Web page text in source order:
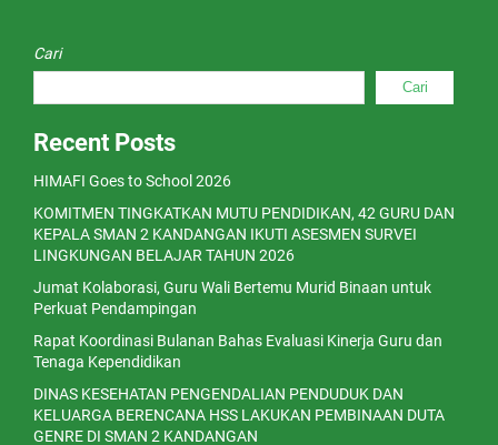
Cari
Cari
Recent Posts
HIMAFI Goes to School 2026
KOMITMEN TINGKATKAN MUTU PENDIDIKAN, 42 GURU DAN
KEPALA SMAN 2 KANDANGAN IKUTI ASESMEN SURVEI
LINGKUNGAN BELAJAR TAHUN 2026
Jumat Kolaborasi, Guru Wali Bertemu Murid Binaan untuk
Perkuat Pendampingan
Rapat Koordinasi Bulanan Bahas Evaluasi Kinerja Guru dan
Tenaga Kependidikan
DINAS KESEHATAN PENGENDALIAN PENDUDUK DAN
KELUARGA BERENCANA HSS LAKUKAN PEMBINAAN DUTA
GENRE DI SMAN 2 KANDANGAN